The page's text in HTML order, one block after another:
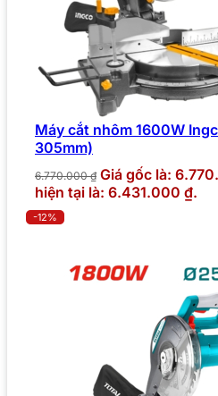
Máy cắt nhôm 1600W
305mm)
6.770.000₫ Giá gốc là:
hiện tại là: 6.431.000 ₫.
-12%